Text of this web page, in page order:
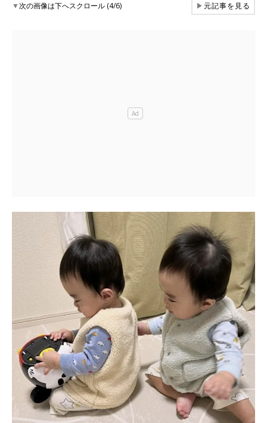
▼次の画像は下へスクロール (4/6) ▶元記事を見る